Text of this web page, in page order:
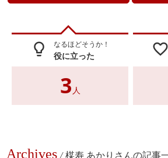
lightbulb_outline なるほどそうか！
役に立った
3 人
favorite_border
Archives / 楳寿 あかりさんの記事